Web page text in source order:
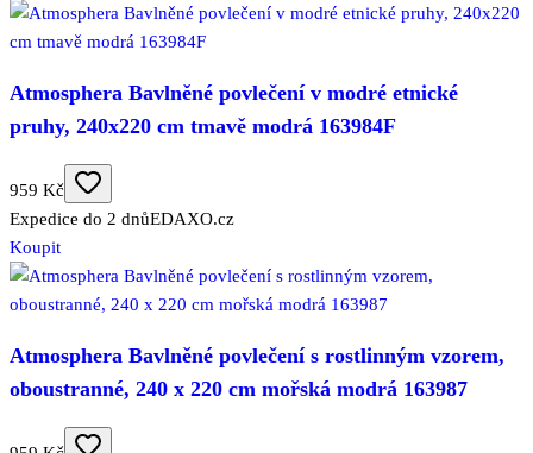
Atmosphera Bavlněné povlečení v modré etnické
pruhy, 240x220 cm tmavě modrá 163984F
959 Kč
Expedice do 2 dnůEDAXO.cz
Koupit
Atmosphera Bavlněné povlečení s rostlinným vzorem,
oboustranné, 240 x 220 cm mořská modrá 163987